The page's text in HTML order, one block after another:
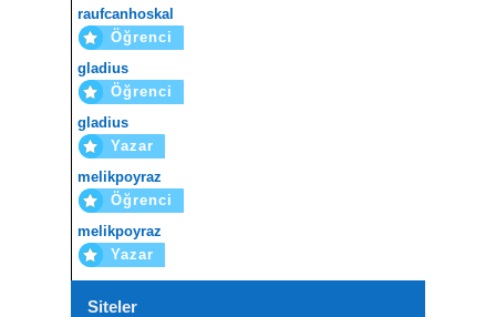
raufcanhoskal
Öğrenci
gladius
Öğrenci
gladius
Yazar
melikpoyraz
Öğrenci
melikpoyraz
Yazar
Siteler